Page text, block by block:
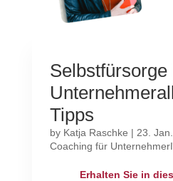
Selbstfürsorge
Tipps
by Katja Raschke | 23.
Coaching für
Erhalten Sie in